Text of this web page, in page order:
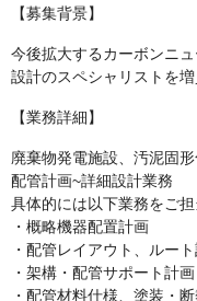
【募集背景】
今後拡大するカーボンニ
設計のスペシャリストを
【業務詳細】
廃棄物発電施設、汚泥固
配管計画~詳細設計業務
具体的には以下業務をご担
・概略機器配置計画
・配管レイアウト、ルー
・架構・配管サポート計画
・配管材料仕様、塗装・